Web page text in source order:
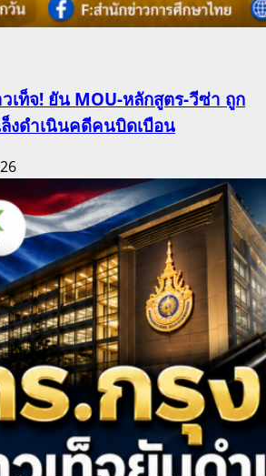
เท็จ! ยัน MOU-หลักสูตร-วีซ่า ถูก
งดำเนินคดีคนบิดเบือน